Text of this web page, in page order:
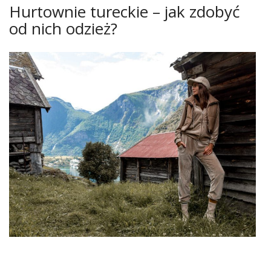
Hurtownie tureckie – jak zdobyć
od nich odzież?